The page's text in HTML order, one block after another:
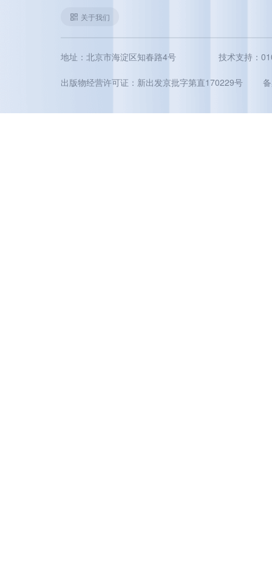
关于我们
地址：北京市海淀区知春路4号 技术支持：
出版物经营许可证：新出发京批字第直170229号